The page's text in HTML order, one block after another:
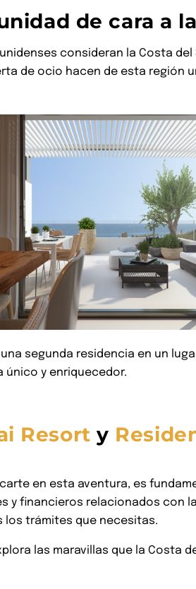
de cara a
consideran la Costa
de ocio hacen de esta región
segunda residencia en un
único y enriquecedor.
Resort y
en esta aventura, es
y financieros relacionados con
los trámites que necesitas.
las maravillas que la Costa